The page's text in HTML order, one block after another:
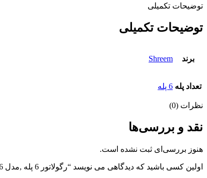
توضیحات تکمیلی
توضیحات تکمیلی
برند Shreem
تعداد پله 6 پله
نظرات (0)
نقد و بررسی‌ها
هنوز بررسی‌ای ثبت نشده است.
اولین کسی باشید که دیدگاهی می نویسد “رگولاتور 6 پله ,مدل SPFI-06 شریم”